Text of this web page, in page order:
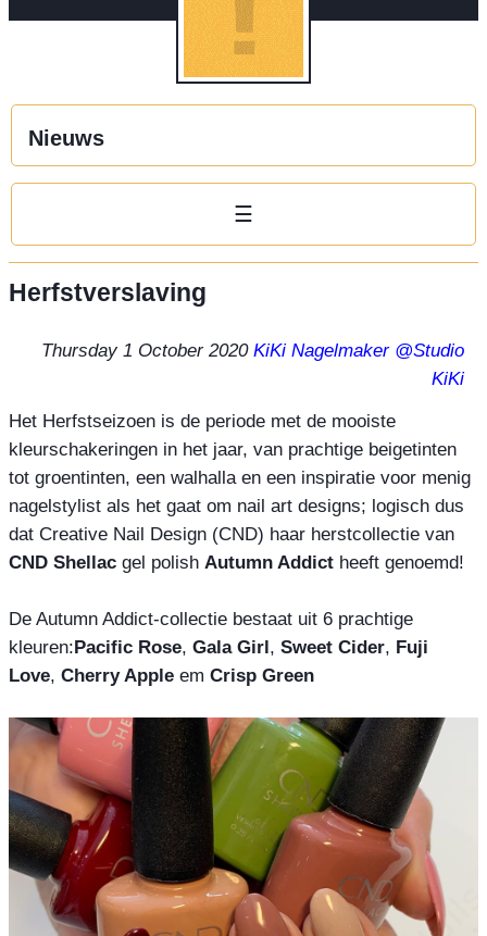
Nieuws
☰
Herfstverslaving
Thursday 1 October 2020KiKi Nagelmaker @Studio
KiKi
Het Herfstseizoen is de periode met de mooiste
kleurschakeringen in het jaar, van prachtige beigetinten
tot groentinten, een walhalla en een inspiratie voor menig
nagelstylist als het gaat om nail art designs; logisch dus
CND Shellac gel polish Autumn Addict heeft genoemd!
De Autumn Addict-collectie bestaat uit 6 prachtige
kleuren:Pacific Rose, Gala Girl, Sweet Cider, Fuji
Love, Cherry Apple em Crisp Green